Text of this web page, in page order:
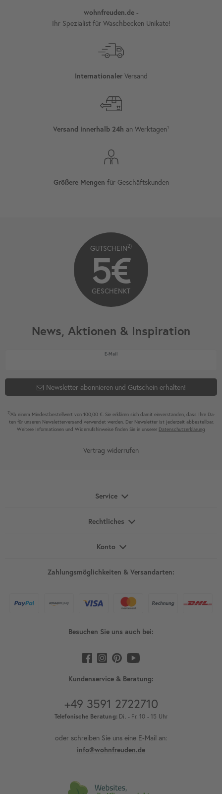
wohnfreuden.de -
Ihr Spezialist für Waschbecken Unikate!
InternationalerVersand
Versand innerhalb 24h an Werktagen¹
Größere Mengen für Geschäftskunden
News, Aktionen & Inspiration
E-MailNewsletter Honig
Newsletter abonnieren und Gutschein erhalten!
2)Ab einem Mindest­bestell­wert von 100,00 €. Sie erklären sich damit ein­ver­standen, dass Ihre Da­
ten für unseren News­letter­versand ver­wen­det werden. Der News­letter ist jeder­zeit ab­bestel­lbar.
Weitere Infor­mationen und Wider­rufshin­weise finden Sie in unserer Daten­schutz­erklärung
GUTSCHEIN2)
5€
GESCHENKT
Vertrag widerrufen
Service
Rechtliches
Konto
Zahlungsmöglichkeiten & Versandarten:
Besuchen Sie uns auch bei:
Kundenservice & Beratung:
+49 3591 2722710
Telefonische Beratung: Di. - Fr. 10 - 15 Uhr
oder schreiben Sie uns eine E-Mail an:
info@wohnfreuden.de